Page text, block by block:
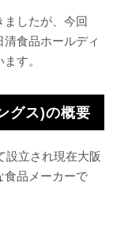
ましたが、今回
食品ホールディ
す。
グス)の概要
設立され現在大阪
食品メーカーで